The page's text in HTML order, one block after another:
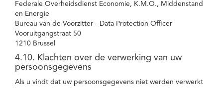
Federale Overheidsdienst Economie, K.M.O., Middenstand
en Energie
Bureau van de Voorzitter - Data Protection Officer
Vooruitgangstraat 50
1210 Brussel
4.10. Klachten over de verwerking van uw
persoonsgegevens
Als u vindt dat uw persoonsgegevens niet werden verwerkt